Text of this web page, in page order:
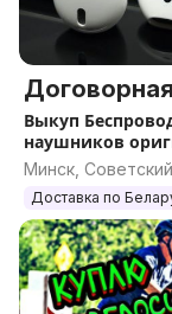
Договорная
Выкуп
наушников
любых марок
Минск, Советский
Доставка по